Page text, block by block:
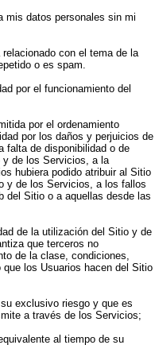
mis datos personales sin mi
con el tema de la
o es spam.
por el funcionamiento del
por el ordenamiento
por los daños y perjuicios de
falta de disponibilidad o de
y de los Servicios, a la
hubiera podido atribuir al Sitio
y de los Servicios, a los fallos
del Sitio o a aquellas desde las
de la utilización del Sitio y de
que terceros no
de la clase, condiciones,
los Usuarios hacen del Sitio
exclusivo riesgo y que es
a través de los Servicios;
al tiempo de su